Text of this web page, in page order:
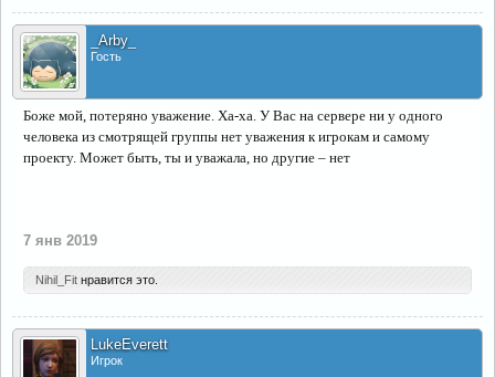
_Arby_
Гость
Боже мой, потеряно уважение. Ха-ха. У Вас на сервере ни у одного
человека из смотрящей группы нет уважения к игрокам и самому
проекту. Может быть, ты и уважала, но другие – нет
7 янв 2019
Nihil_Fit нравится это.
LukeEverett
Игрок